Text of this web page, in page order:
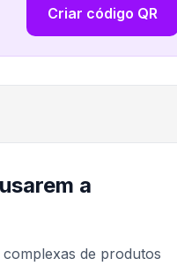
Criar código QR
a
de produtos